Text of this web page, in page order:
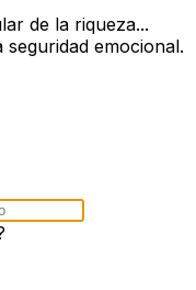
de la riqueza...
emocional.